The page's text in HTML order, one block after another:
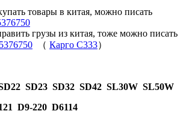
товары в китая, можно писать
грузы из китая, тоже можно писать
（ Карго C333）
SD23 SD32 SD42 SL30W SL50W
D9-220 D6114